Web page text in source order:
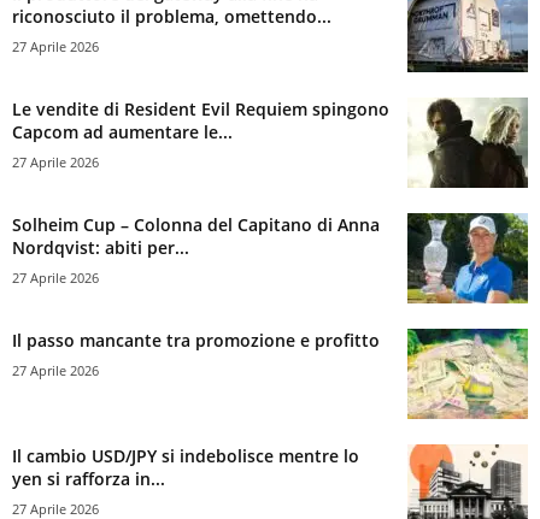
riconosciuto il problema, omettendo...
27 Aprile 2026
Le vendite di Resident Evil Requiem spingono
Capcom ad aumentare le...
27 Aprile 2026
Solheim Cup – Colonna del Capitano di Anna
Nordqvist: abiti per...
27 Aprile 2026
Il passo mancante tra promozione e profitto
27 Aprile 2026
Il cambio USD/JPY si indebolisce mentre lo
yen si rafforza in...
27 Aprile 2026